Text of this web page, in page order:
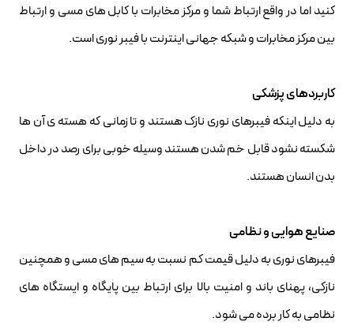
کنید اما در واقع ارتباط شما و مرکز مخابرات با کابل های مسی و ارتباط
بین مرکز مخابرات و شبکه جهانی اینترنت با فیبر نوری است.
کاربردهای پزشکی
به دلیل اینکه فیبرهای نوری نازک هستند و تا زمانی که هسته ی آن ها
شکسته نشود قابل خم شدن هستند وسیله خوبی برای رصد در داخل
بدن انسان هستند.
صنایع هوایی و نظامی
فیبرهای نوری به دلیل قیمت کم نسبت به سیم های مسی و همچنین
نازکی، پهنای باند و امنیت بالا برای ارتباط بین پایگاه و ایستگاه های
نظامی به کار برده می شود.